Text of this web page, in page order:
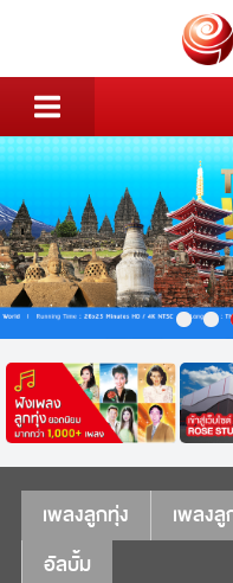
เพลงลูกทุ่ง เพลงลู
อัลบั้ม